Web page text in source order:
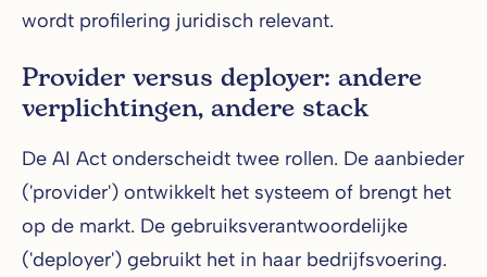
wordt profilering juridisch relevant.
Provider versus deployer: andere
verplichtingen, andere stack
De AI Act onderscheidt twee rollen. De aanbieder
('provider') ontwikkelt het systeem of brengt het
op de markt. De gebruiksverantwoordelijke
('deployer') gebruikt het in haar bedrijfsvoering.